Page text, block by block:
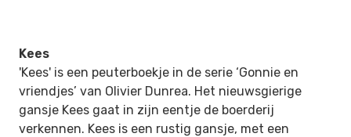
Kees
'Kees' is een peuterboekje in de serie ‘Gonnie en
vriendjes’ van Olivier Dunrea. Het nieuwsgierige
gansje Kees gaat in zijn eentje de boerderij
verkennen. Kees is een rustig gansje, met een